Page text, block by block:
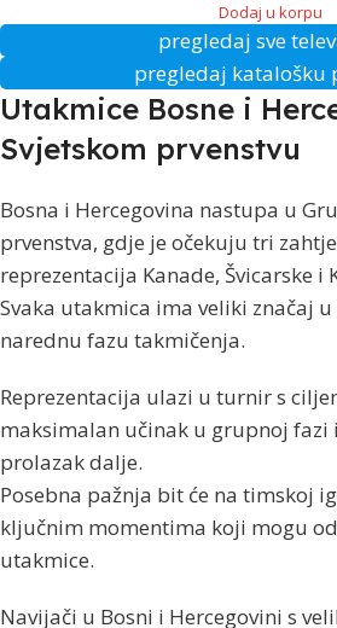
Dodaj u korpu
pregledaj sve
pregledaj katalošku
Utakmice Bosne i
Svjetskom prvenstvu
Bosna i Hercegovina nastupa u
prvenstva, gdje je očekuju tri
reprezentacija Kanade, Švicarske i
Svaka utakmica ima veliki značaj
narednu fazu takmičenja.
Reprezentacija ulazi u turnir s
maksimalan učinak u grupnoj fazi
prolazak dalje.
Posebna pažnja bit će na timskoj
ključnim momentima koji mogu
utakmice.
Navijači u Bosni i Hercegovini s